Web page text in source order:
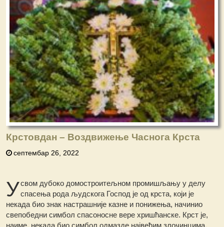
Крстовдан – Воздвижење Часнога Крста
септембар 26, 2022
Усвом дубоко домостроитељном промишљању у делу
спасења рода људскога Господ је од крста, који је
некада био знак настрашније казне и понижења, начинио
свепобедни симбол спасоносне вере хришћанске. Крст је,
наиме, некада био симбол одмазде највећим злочинцима,